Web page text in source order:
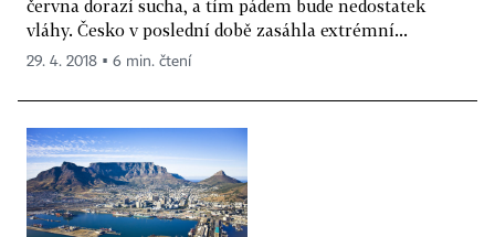
června dorazí sucha, a tím pádem bude nedostatek
vláhy. Česko v poslední době zasáhla extrémní...
29. 4. 2018 ▪ 6 min. čtení